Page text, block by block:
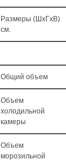
Размеры (ШxГxВ)
см.
Общий объем
Объем
холодильной
камеры
Объем
морозильной